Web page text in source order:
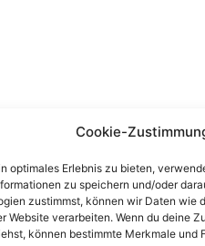
Cookie-
optimales Erlebnis zu bieten,
zu speichern und/oder
zustimmst, können wir Daten wie
Website verarbeiten. Wenn du deine
können bestimmte Merkmale und